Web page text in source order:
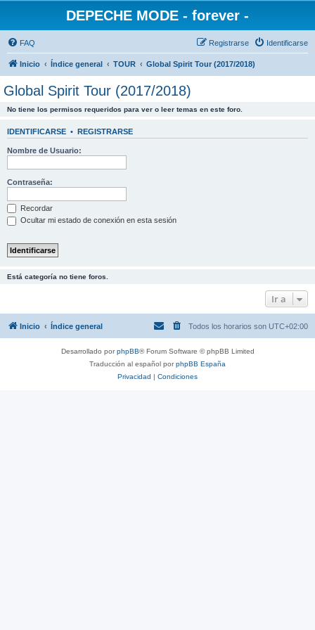
DEPECHE MODE - forever -
FAQ Identificarse
Registrarse
Inicio Índice general TOUR Global Spirit Tour (2017/2018)
Global Spirit Tour (2017/2018)
No tiene los permisos requeridos para ver o leer temas en este foro.
IDENTIFICARSE • REGISTRARSE
Nombre de Usuario:
Contraseña:
Recordar
Ocultar mi estado de conexión en esta sesión
Está categoría no tiene foros.
Ir a
Inicio Índice general Todos los horarios son UTC+02:00
Desarrollado porphpBB® Forum Software © phpBB Limited
Traducción al español porphpBB España
Privacidad | Condiciones